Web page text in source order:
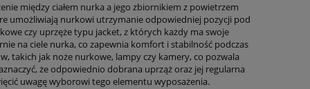
między ciałem nurka a jego zbiornikiem z powietrzem
umożliwiają nurkowi utrzymanie odpowiedniej pozycji pod
czy uprzęże typu jacket, z których każdy ma swoje
na ciele nurka, co zapewnia komfort i stabilność podczas
takich jak noże nurkowe, lampy czy kamery, co pozwala
że odpowiednio dobrana uprząż oraz jej regularna
uwagę wyborowi tego elementu wyposażenia.